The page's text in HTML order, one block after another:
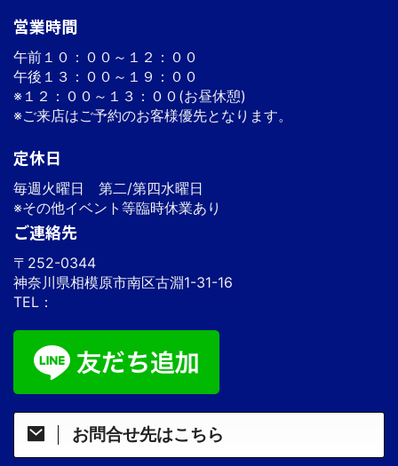
営業時間
午前１０：００～１２：００
午後１３：００～１９：００
※１２：００～１３：００(お昼休憩)
※ご来店はご予約のお客様優先となります。
定休日
毎週火曜日 第二/第四水曜日
※その他イベント等臨時休業あり
ご連絡先
〒252-0344
神奈川県相模原市南区古淵1-31-16
TEL：
お問合せ先はこちら